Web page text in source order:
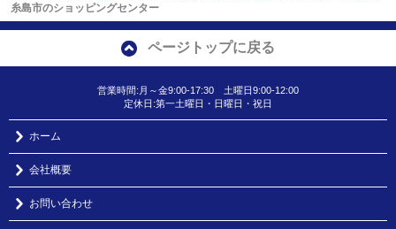
糸島市のショッピングセンター
ページトップに戻る
営業時間:月～金9:00-17:30 土曜日9:00-12:00
定休日:第一土曜日・日曜日・祝日
ホーム
会社概要
お問い合わせ